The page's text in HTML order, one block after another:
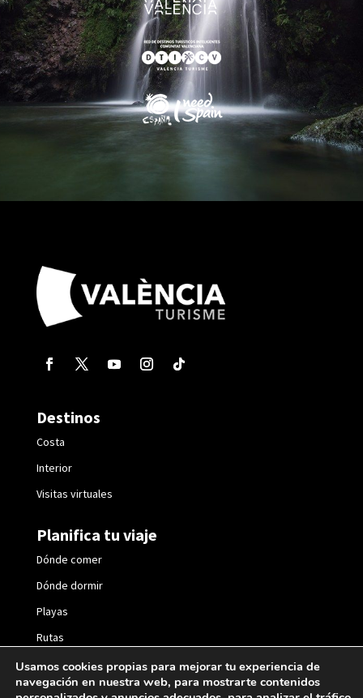
Destinos
Costa
Interior
Visitas virtuales
Planifica tu viaje
Dónde comer
Dónde dormir
Playas
Rutas
Fiestas
Usamos cookies propias para mejorar tu experiencia de
navegación en nuestra web, para mostrarte contenidos